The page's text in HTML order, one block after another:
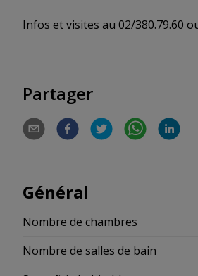
Infos et visites au 02/380.79.60
Partager
Général
Nombre de chambres
Nombre de salles de bain